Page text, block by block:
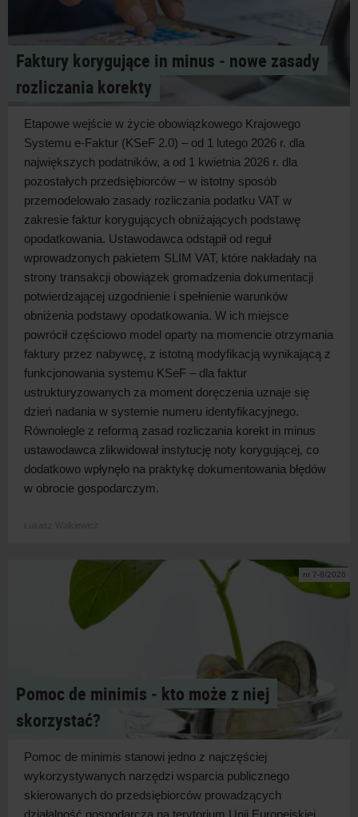
Faktury korygujące in minus ‑ nowe zasady
rozliczania korekty
Etapowe wejście w życie obowiązkowego Krajowego
Systemu e-Faktur (KSeF 2.0) – od 1 lutego 2026 r. dla
największych podatników, a od 1 kwietnia 2026 r. dla
pozostałych przedsiębiorców – w istotny sposób
przemodelowało zasady rozliczania podatku VAT w
zakresie faktur korygujących obniżających podstawę
opodatkowania. Ustawodawca odstąpił od reguł
wprowadzonych pakietem SLIM VAT, które nakładały na
strony transakcji obowiązek gromadzenia dokumentacji
potwierdzającej uzgodnienie i spełnienie warunków
obniżenia podstawy opodatkowania. W ich miejsce
powrócił częściowo model oparty na momencie otrzymania
faktury przez nabywcę, z istotną modyfikacją wynikającą z
funkcjonowania systemu KSeF – dla faktur
ustrukturyzowanych za moment doręczenia uznaje się
dzień nadania w systemie numeru identyfikacyjnego.
Równolegle z reformą zasad rozliczania korekt in minus
ustawodawca zlikwidował instytucję noty korygującej, co
dodatkowo wpłynęło na praktykę dokumentowania błędów
w obrocie gospodarczym.
nr 7-8/2026
Pomoc de minimis ‑ kto może z niej
skorzystać?
Pomoc de minimis stanowi jedno z najczęściej
wykorzystywanych narzędzi wsparcia publicznego
skierowanych do przedsiębiorców prowadzących
działalność gospodarczą na terytorium Unii Europejskiej.